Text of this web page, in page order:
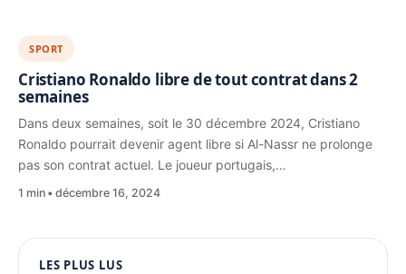
SPORT
Cristiano Ronaldo libre de tout contrat dans 2
semaines
Dans deux semaines, soit le 30 décembre 2024, Cristiano
Ronaldo pourrait devenir agent libre si Al-Nassr ne prolonge
pas son contrat actuel. Le joueur portugais,…
1 min décembre 16, 2024
PUBLICITÉ
LES PLUS LUS